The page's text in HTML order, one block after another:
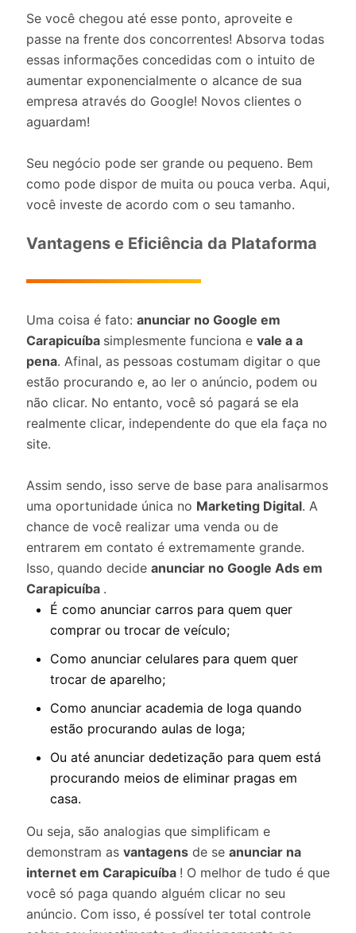
Se você chegou até esse ponto, aproveite e
passe na frente dos concorrentes! Absorva todas
essas informações concedidas com o intuito de
aumentar exponencialmente o alcance de sua
empresa através do Google! Novos clientes o
aguardam!
Seu negócio pode ser grande ou pequeno. Bem
como pode dispor de muita ou pouca verba. Aqui,
você investe de acordo com o seu tamanho.
Vantagens e Eficiência da Plataforma
Uma coisa é fato: anunciar no Google em
Carapicuíba simplesmente funciona e vale a a
pena. Afinal, as pessoas costumam digitar o que
estão procurando e, ao ler o anúncio, podem ou
não clicar. No entanto, você só pagará se ela
realmente clicar, independente do que ela faça no
site.
Assim sendo, isso serve de base para analisarmos
uma oportunidade única no Marketing Digital. A
chance de você realizar uma venda ou de
entrarem em contato é extremamente grande.
Isso, quando decide anunciar no Google Ads em
Carapicuíba .
É como anunciar carros para quem quer
comprar ou trocar de veículo;
Como anunciar celulares para quem quer
trocar de aparelho;
Como anunciar academia de Ioga quando
estão procurando aulas de Ioga;
Ou até anunciar dedetização para quem está
procurando meios de eliminar pragas em
casa.
Ou seja, são analogias que simplificam e
demonstram as vantagens de se anunciar na
internet em Carapicuíba ! O melhor de tudo é que
você só paga quando alguém clicar no seu
anúncio. Com isso, é possível ter total controle